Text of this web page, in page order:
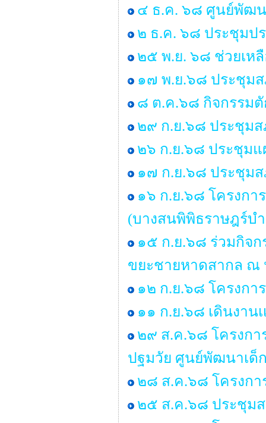
๔ ธ.ค. ๖๘ ศูนย์พัฒน
๒ ธ.ค. ๖๘ ประชุมป
๒๕ พ.ย. ๖๘ ช่วยเห
๑๗ พ.ย.๖๘ ประชุม
๘ ต.ค.๖๘ กิจกรรม
๒๙ ก.ย.๖๘ ประชุม
๒๖ ก.ย.๖๘ ประชุม
๑๗ ก.ย.๖๘ ประชุม
๑๖ ก.ย.๖๘ โครงกา
(บางสนพิพิธราษฎร์บำ
๑๕ ก.ย.๖๘ ร่วมกิจก
ขยะชายหาดสากล ณ
๑๒ ก.ย.๖๘ โครงกา
๑๑ ก.ย.๖๘ เดินงาน
๒๙ ส.ค.๖๘ โครงการ
ปฐมวัย ศูนย์พัฒนาเด็
๒๘ ส.ค.๖๘ โครงก
๒๕ ส.ค.๖๘ ประชุม